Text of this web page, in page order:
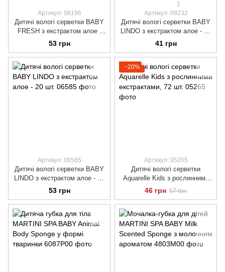
Артикул: 08196
Дитячі вологі серветки BABY
FRESH з екстрактом алое і
аллонтоіном - 20 шт
53 грн
1
Артикул: 08232
Дитячі вологі серветки BABY
LINDO з екстрактом алое - 15
шт.
41 грн
Артикул: 06585
Дитячі вологі серветки BABY
LINDO з екстрактом алое - 20
шт.
53 грн
−20%
Артикул: 05265
Дитячі вологі серветки
Aquarelle Kids з рослинними
екстрактами, 72 шт.
46 грн 57 грн